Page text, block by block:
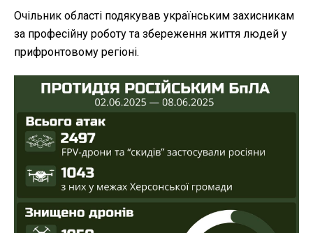
Очільник області подякував українським захисникам
за професійну роботу та збереження життя людей у
прифронтовому регіоні.